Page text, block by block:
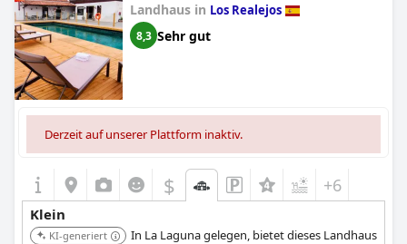
Landhaus in Los Realejos
8,3 Sehr gut
Derzeit auf unserer Plattform inaktiv.
$ +6
Klein
KI-generiert
In La Laguna gelegen, bietet dieses Landhaus